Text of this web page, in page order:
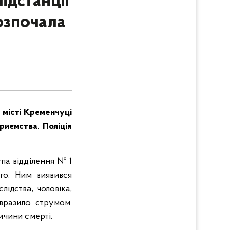
Кременчуці
Поліція
відділення № 1
Ним виявився
чоловіка,
струмом.
смерті.